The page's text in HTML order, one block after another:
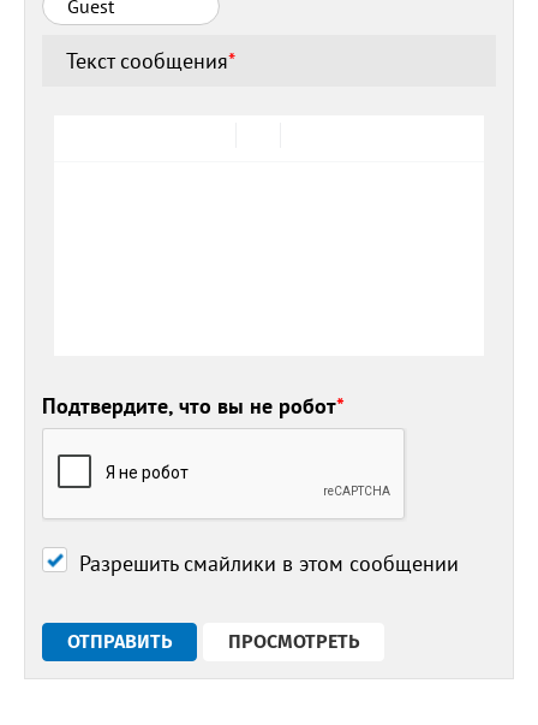
Текст сообщения*
Подтвердите, что вы не робот*
Разрешить смайлики в этом сообщении